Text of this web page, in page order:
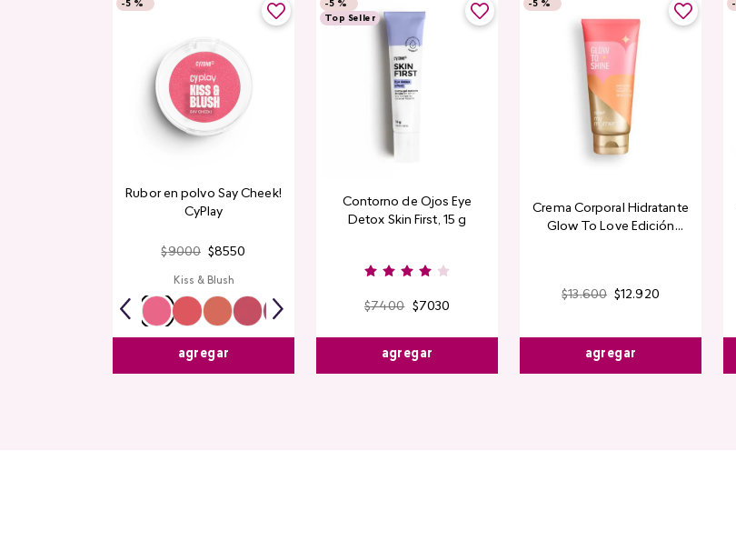
-5 %
Rubor en polvo Say Cheek!
CyPlay
$9000 $8550
Kiss & Blush
agregar
-5 %
Top Seller
Contorno de Ojos Eye
Detox Skin First, 15 g
$7400 $7030
agregar
-5 %
Crema Corporal Hidratante
Glow To Love Edición
$13.600 $12.920
agregar
-